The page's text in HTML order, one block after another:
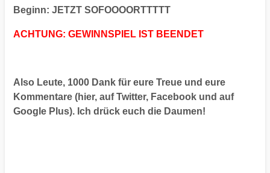
Beginn: JETZT SOFOOOORTTTTT
ACHTUNG: GEWINNSPIEL IST BEENDET
Also Leute, 1000 Dank für eure Treue und eure
Kommentare (hier, auf Twitter, Facebook und auf
Google Plus). Ich drück euch die Daumen!